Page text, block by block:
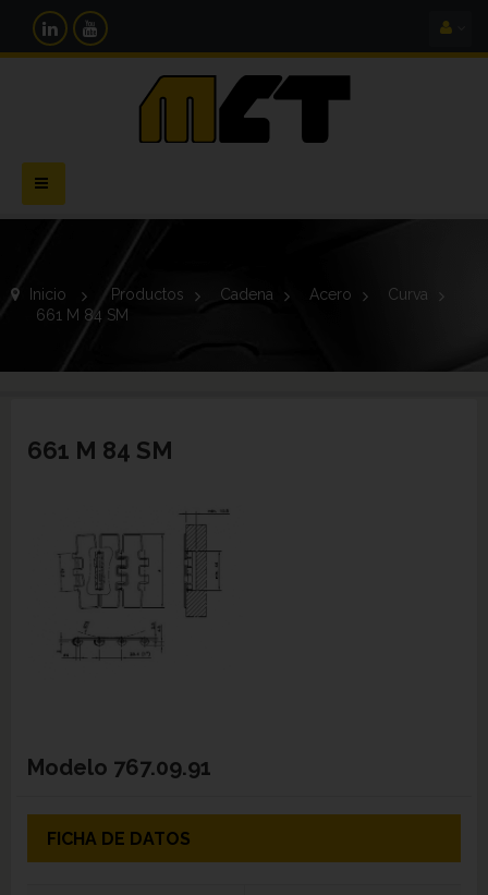
Navegación
Toggle
Inicio > Productos > Cadena > Acero >
Curva
661 M 84 SM
661 M 84 SM
Modelo 767.09.91
FICHA DE DATOS